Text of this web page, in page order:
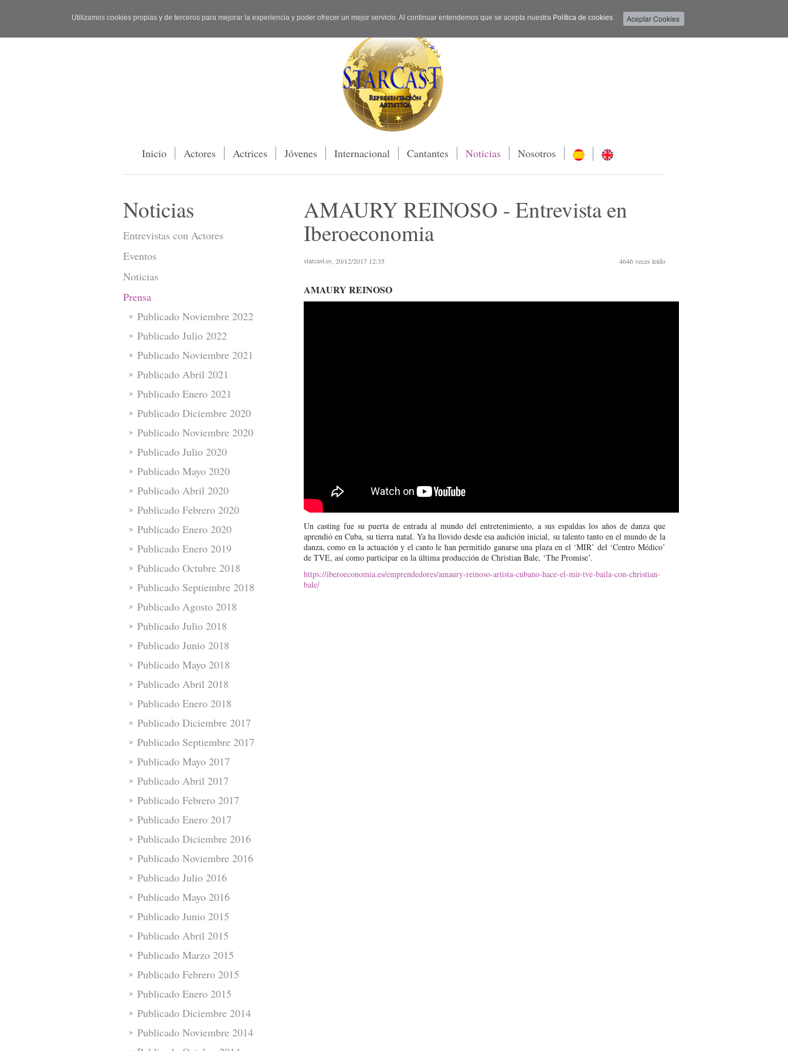
Utilizamos cookies propias y de terceros para mejorar la experiencia y poder ofrecer un mejor servicio. Al continuar entendemos que se acepta nuestra Política de cookies.
Inicio Actores Actrices Jóvenes Internacional Cantantes Noticias Nosotros
AMAURY REINOSO - Entrevista en
Iberoeconomia
starcast.es , 20/12/2017 12:35 4646veces leído
AMAURY REINOSO
Un casting fue su puerta de entrada al mundo del entretenimiento, a sus espaldas los años de danza que
aprendió en Cuba, su tierra natal. Ya ha llovido desde esa audición inicial, su talento tanto en el mundo de la
danza, como en la actuación y el canto le han permitido ganarse una plaza en el ‘MIR’ del ‘Centro Médico’
de TVE, así como participar en la última producción de Christian Bale, ‘The Promise’.
https://iberoeconomia.es/emprendedores/amaury-reinoso-artista-cubano-hace-el-mir-tve-baila-con-christian-
bale/
Noticias
Entrevistas con Actores
Eventos
Noticias
Prensa
Publicado Noviembre 2022
Publicado Julio 2022
Publicado Noviembre 2021
Publicado Abril 2021
Publicado Enero 2021
Publicado Diciembre 2020
Publicado Noviembre 2020
Publicado Julio 2020
Publicado Mayo 2020
Publicado Abril 2020
Publicado Febrero 2020
Publicado Enero 2020
Publicado Enero 2019
Publicado Octubre 2018
Publicado Septiembre 2018
Publicado Agosto 2018
Publicado Julio 2018
Publicado Junio 2018
Publicado Mayo 2018
Publicado Abril 2018
Publicado Enero 2018
Publicado Diciembre 2017
Publicado Septiembre 2017
Publicado Mayo 2017
Publicado Abril 2017
Publicado Febrero 2017
Publicado Enero 2017
Publicado Diciembre 2016
Publicado Noviembre 2016
Publicado Julio 2016
Publicado Mayo 2016
Publicado Junio 2015
Publicado Abril 2015
Publicado Marzo 2015
Publicado Febrero 2015
Publicado Enero 2015
Publicado Diciembre 2014
Publicado Noviembre 2014